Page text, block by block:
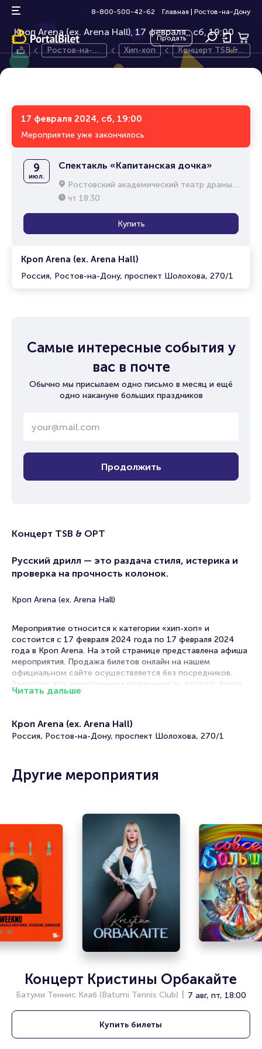
8-800-500-42-62 Главная Ростов-на-Дону
Продать
Концерт TSB & OPT
Кроп Arena (ex. Arena Hall), 17 февраля,
16+
сб, 19:00
Ростов-на-Д
Хип-хоп
Концерт TSB &
OPT
17 февраля 2024, сб, 19:00
Мероприятие уже закончилось
Кроп Arena (ex. Arena Hall)
Россия, Ростов-на-Дону, проспект Шолохова, 270/1
9
июл.
Спектакль «Капитанская дочка»
Ростовский академический театр драмы им. М.Горького
чт 18:30
Купить
Самые интересные события у
вас в почте
Обычно мы присылаем одно письмо в месяц и ещё
одно накануне больших праздников
Продолжить
Концерт TSB & OPT
Русский дрилл — это раздача стиля, истерика и
проверка на прочность колонок.
Кроп Arena (ex. Arena Hall)
Мероприятие относится к категории «хип-хоп» и
состоится с 17 февраля 2024 года по 17 февраля 2024
года в Кроп Arena. На этой странице представлена афиша
мероприятия. Продажа билетов онлайн на нашем
официальном сайте осуществляется без посредников.
Зачастую это единственная возможность достать билет
на хип-хоп.
Portalbilet – удобный и надежный сервис для покупки и
места завершая оформлением его в зрительном зале на
Полезные ссылки
Подробнее о том, как вернуть, сдать или продать билет
читайте в разделах:
Продать билет
Брокерам
Организаторам
Читать дальше
Кроп Arena (ex. Arena Hall)
Россия, Ростов-на-Дону, проспект Шолохова, 270/1
Другие мероприятия
Концерт Кристины Орбакайте
Батуми Теннис Клаб (Batumi Tennis Club) 7 авг, пт, 18:00
Купить билеты